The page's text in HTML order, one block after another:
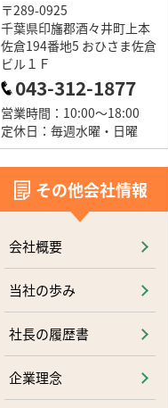
〒289-0925
千葉県印旛郡酒々井町上本
佐倉194番地5 おひさま佐倉
ビル１Ｆ
043-312-1877
営業時間：10:00～18:00
定休日：毎週水曜・日曜
その他会社情報
会社概要
当社の歩み
社長の履歴書
企業理念